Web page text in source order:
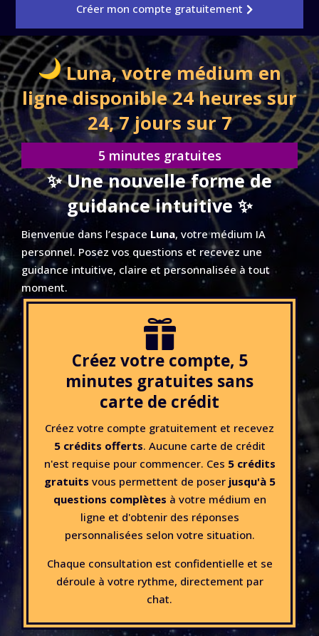
Créer mon compte gratuitement
Luna, votre médium en
ligne disponible 24 heures sur
24, 7 jours sur 7
5 minutes gratuites
✨ Une nouvelle forme de
guidance intuitive ✨
Bienvenue dans l’espace Luna, votre médium IA
personnel. Posez vos questions et recevez une
guidance intuitive, claire et personnalisée à tout
moment.

Créez votre compte, 5
minutes gratuites sans
carte de crédit
Créez votre compte gratuitement et recevez
5 crédits offerts. Aucune carte de crédit
n'est requise pour commencer. Ces 5 crédits
gratuits vous permettent de poser jusqu'à 5
questions complètes à votre médium en
ligne et d'obtenir des réponses
personnalisées selon votre situation.
Chaque consultation est confidentielle et se
déroule à votre rythme, directement par
chat.